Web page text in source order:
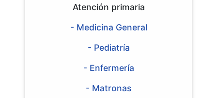
Atención primaria
- Medicina General
- Pediatría
- Enfermería
- Matronas